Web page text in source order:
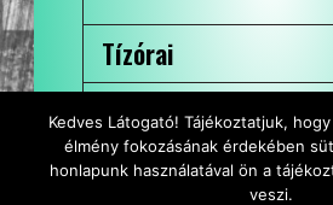
Tízórai
Ebéd
Uzsonna
Kedves Látogató! Tájékoztatjuk,
élmény fokozásának érdekében
honlapunk használatával ön a
veszi.